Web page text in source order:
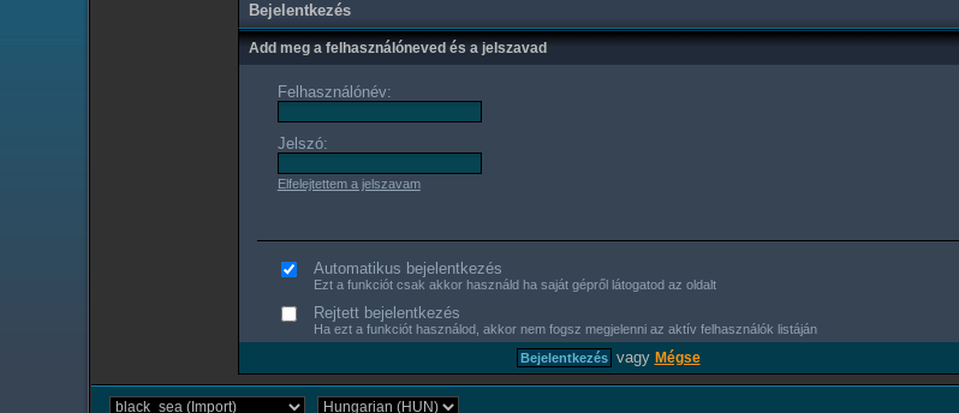
Bejelentkezés
Add meg a felhasználóneved és a jelszavad
Felhasználónév:
Jelszó:
Elfelejtettem a jelszavam
Automatikus bejelentkezés
Ezt a funkciót csak akkor használd ha saját gépről látogatod az oldalt
Rejtett bejelentkezés
Ha ezt a funkciót használod, akkor nem fogsz megjelenni az aktív felhasználók listáján
vagy Mégse